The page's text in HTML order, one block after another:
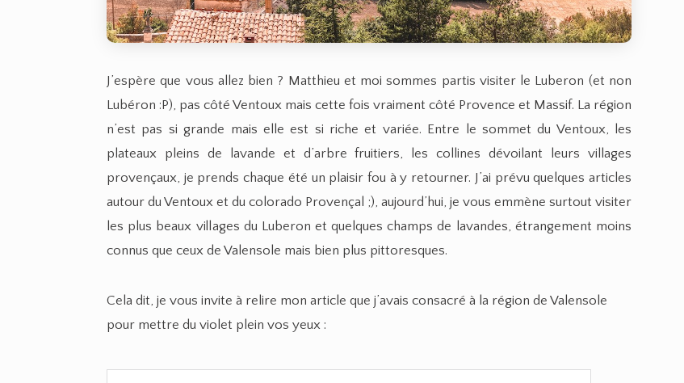
J’espère que vous allez bien ? Matthieu et moi sommes partis visiter le Luberon (et non
Lubéron :P), pas côté Ventoux mais cette fois vraiment côté Provence et Massif. La région
n’est pas si grande mais elle est si riche et variée. Entre le sommet du Ventoux, les
plateaux pleins de lavande et d’arbre fruitiers, les collines dévoilant leurs villages
provençaux, je prends chaque été un plaisir fou à y retourner. J’ai prévu quelques articles
autour du Ventoux et du colorado Provençal ;), aujourd’hui, je vous emmène surtout visiter
les plus beaux villages du Luberon et quelques champs de lavandes, étrangement moins
connus que ceux de Valensole mais bien plus pittoresques.
Cela dit, je vous invite à relire mon article que j’avais consacré à la région de Valensole
pour mettre du violet plein vos yeux :